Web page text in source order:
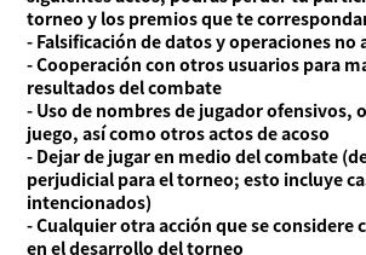
torneo y los premios que te
- Falsificación de datos y operaciones no
- Cooperación con otros usuarios para
resultados del combate
- Uso de nombres de jugador ofensivos,
juego, así como otros actos de acoso
- Dejar de jugar en medio del combate
perjudicial para el torneo; esto incluye
intencionados)
- Cualquier otra acción que se considere
en el desarrollo del torneo